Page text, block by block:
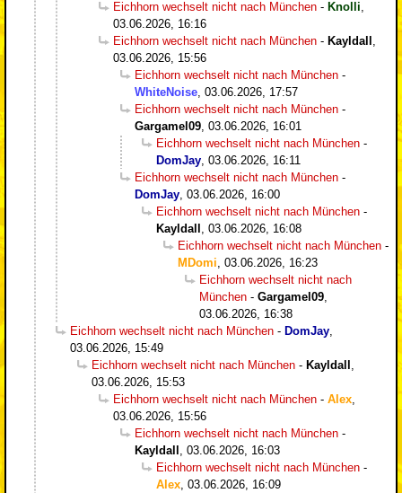
Eichhorn wechselt nicht nach München - Knolli
03.06.2026, 16:16
Eichhorn wechselt nicht nach München - Kayldall
03.06.2026, 15:56
Eichhorn wechselt nicht nach München -
WhiteNoise 03.06.2026, 17:57
Eichhorn wechselt nicht nach München -
Gargamel09 03.06.2026, 16:01
Eichhorn wechselt nicht nach München -
DomJay 03.06.2026, 16:11
Eichhorn wechselt nicht nach München -
DomJay 03.06.2026, 16:00
Eichhorn wechselt nicht nach München -
Kayldall
03.06.2026, 16:08
Eichhorn wechselt nicht nach München -
MDomi 03.06.2026, 16:23
Eichhorn wechselt nicht nach
München - Gargamel09
03.06.2026, 16:38
Eichhorn wechselt nicht nach München - DomJay
03.06.2026, 15:49
Eichhorn wechselt nicht nach München - Kayldall
03.06.2026, 15:53
Eichhorn wechselt nicht nach München - Alex
03.06.2026, 15:56
Eichhorn wechselt nicht nach München -
Kayldall
03.06.2026, 16:03
Eichhorn wechselt nicht nach München -
Alex 03.06.2026, 16:09